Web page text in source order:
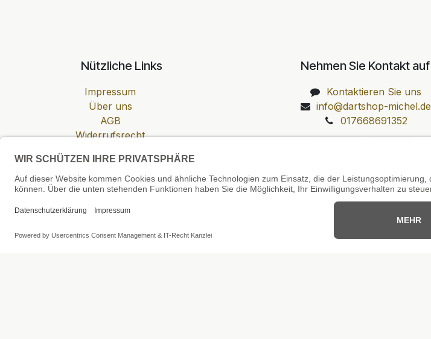
Nützliche Links
Impressum
Über uns
AGB
Widerrufsrecht
Zahlung & Versand
Cookie-Einstellungen
Nehmen Sie Kontakt auf
Kontaktieren Sie uns
info@dartshop-michel.de
017668691352